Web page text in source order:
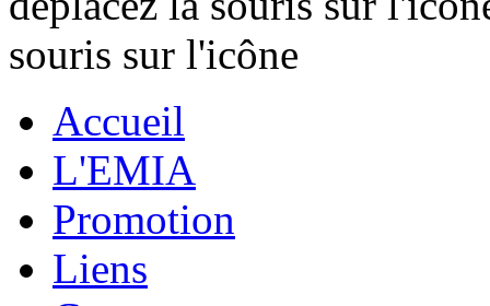
souris sur l'icône
Accueil
L'EMIA
Promotion
Liens